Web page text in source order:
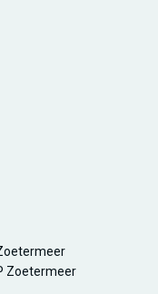
Youtube
certificatie DNV iso/
Zoetermeer